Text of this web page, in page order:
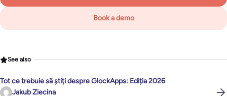
Book a demo
See also
Tot ce trebuie să știți despre GlockApps: Ediția 2026
Jakub Ziecina